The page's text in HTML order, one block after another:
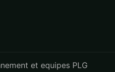
et equipes PLG